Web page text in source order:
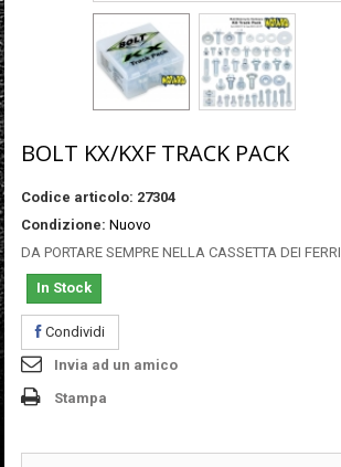
BOLT KX/KXF TRACK PACK
Codice articolo: 27304
Condizione: Nuovo
DA PORTARE SEMPRE NELLA CASSETTA DEI FERRI
In Stock
Condividi
Invia ad un amico
Stampa